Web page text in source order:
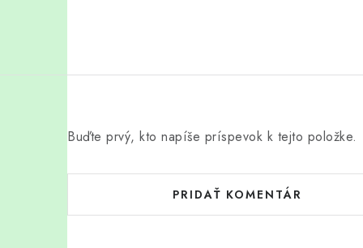
Buďte prvý, kto napíše príspevok k tejto položke.
PRIDAŤ KOMENTÁR